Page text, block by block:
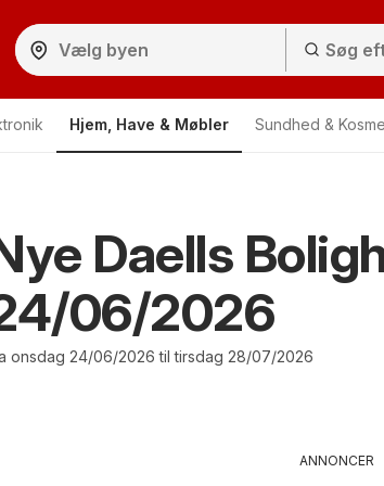
Hjem, Have & Møbler Sundhed &
Daells
06/2026
onsdag 24/06/2026 til tirsdag 28/07/2026
ANNONCER